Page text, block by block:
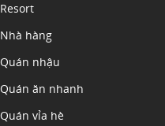
Resort
Nhà hàng
Quán nhậu
Quán ăn nhanh
Quán vỉa hè